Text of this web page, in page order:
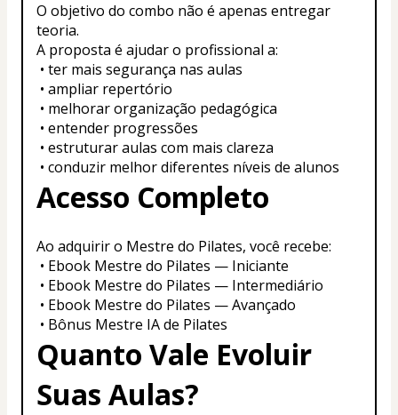
O objetivo do combo não é apenas entregar
teoria.
A proposta é ajudar o profissional a:
• ter mais segurança nas aulas
• ampliar repertório
• melhorar organização pedagógica
• entender progressões
• estruturar aulas com mais clareza
• conduzir melhor diferentes níveis de alunos
Acesso Completo
Ao adquirir o Mestre do Pilates, você recebe:
• Ebook Mestre do Pilates — Iniciante
• Ebook Mestre do Pilates — Intermediário
• Ebook Mestre do Pilates — Avançado
• Bônus Mestre IA de Pilates
Quanto Vale Evoluir
Suas Aulas?